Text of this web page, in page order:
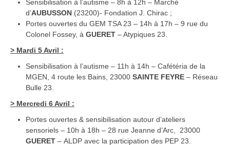
Sensibilisation à l’autisme – 8h à 12h – Marché
d’AUBUSSON (23200)- Fondation J. Chirac ;
Portes ouvertes du GEM TSA 23 – 14h à 17h – 9 rue du
Colonel Fossey, à GUERET – Atypiques 23.
> Mardi 5 Avril :
Sensibilisation à l’autisme – 11h à 14h – Cafétéria de la
MGEN, 4 route les Bains, 23000 SAINTE FEYRE – Réseau
Bulle 23.
> Mercredi 6 Avril :
Portes ouvertes & sensibilisation autour d’ateliers
sensoriels – 10h à 18h – 28 rue Jeanne d’Arc, 23000
GUERET – ALDP avec la participation des PEP 23.